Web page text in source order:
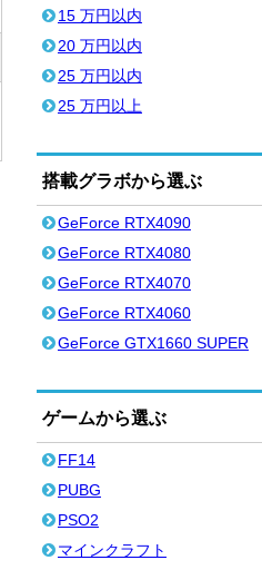
15 万円以内
20 万円以内
25 万円以内
25 万円以上
搭載グラボから選ぶ
GeForce RTX4090
GeForce RTX4080
GeForce RTX4070
GeForce RTX4060
GeForce GTX1660 SUPER
ゲームから選ぶ
FF14
PUBG
PSO2
マインクラフト